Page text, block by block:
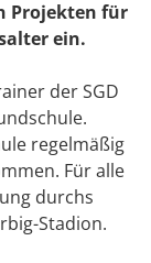
Projekten für
ein.
der SGD
regelmäßig
Für alle
durchs
Stadion.